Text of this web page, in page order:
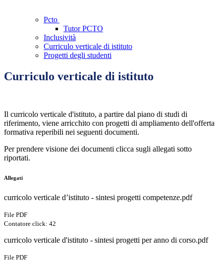
Pcto
Tutor PCTO
Inclusività
Curriculo verticale di istituto
Progetti degli studenti
Curriculo verticale di istituto
Il curricolo verticale d'istituto, a partire dal piano di studi di
riferimento, viene arricchito con progetti di ampliamento dell'offerta
formativa reperibili nei seguenti documenti.
Per prendere visione dei documenti clicca sugli allegati sotto
riportati.
Allegati
curricolo verticale d’istituto - sintesi progetti competenze.pdf
File PDF
Contatore click: 42
curricolo verticale d'istituto - sintesi progetti per anno di corso.pdf
File PDF